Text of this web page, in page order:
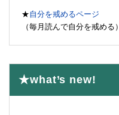
★自分を戒めるページ
（毎月読んで自分を戒める）
★what’s new!